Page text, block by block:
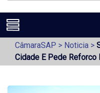
CâmaraSAP > Noticia >
Cidade E Pede Reforco